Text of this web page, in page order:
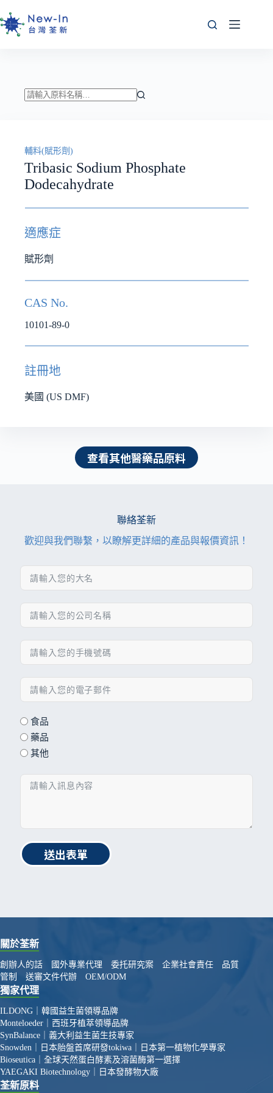
至
主
符
合
條
的
結
果
輔料(賦形劑)
Tribasic Sodium Phosphate
Dodecahydrate
適應症
賦形劑
CAS No.
10101-89-0
註冊地
美國 (US DMF)
查看其他醫藥品原料
聯絡荃新
歡迎與我們聯繫，以瞭解更詳細的產品與報價資訊！
食品
藥品
其他
送出表單
關於荃新
創辦人的話 國外專業代理 委托研究案 企業社會責任
品質
管制
送審文件代辦 OEM/ODM
獨家代理
ILDONG｜韓國益生菌領導品牌
Monteloeder｜西班牙植萃領導品牌
SynBalance｜義大利益生菌生技專家
Snowden｜日本胎盤首席研發tokiwa｜日本第一植物化學專家
Bioseutica｜全球天然蛋白酵素及溶菌酶第一選擇
YAEGAKI Biotechnology｜日本發酵物大廠
荃新原料